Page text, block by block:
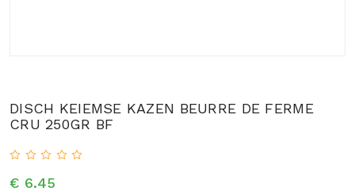
DISCH KEIEMSE KAZEN BEURRE DE FERME
CRU 250GR BF
€ 6.45